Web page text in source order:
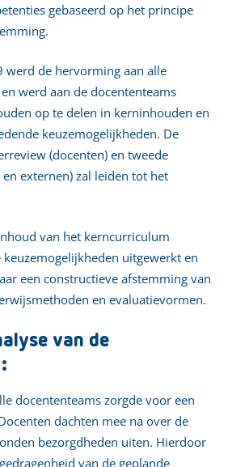
gebaseerd op het principe
werd de hervorming aan alle
werd aan de docententeams
op te delen in kerninhouden en
keuzemogelijkheden. De
(docenten) en tweede
externen) zal leiden tot het
van het kerncurriculum
uitgewerkt en
een constructieve afstemming van
en evaluatievormen.
van de
docententeams zorgde voor een
dachten mee na over de
bezorgdheden uiten. Hierdoor
van de geplande